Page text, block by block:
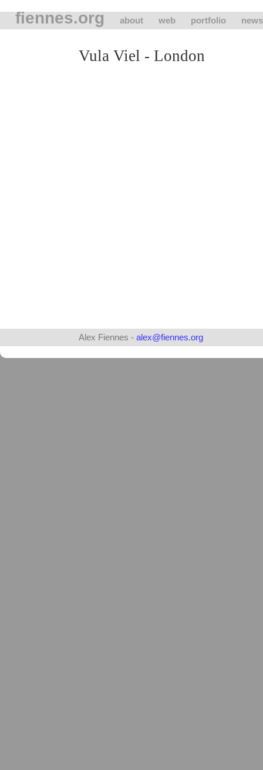
fiennes.org about web portfolio news
Vula Viel - London
Alex Fiennes - alex@fiennes.org